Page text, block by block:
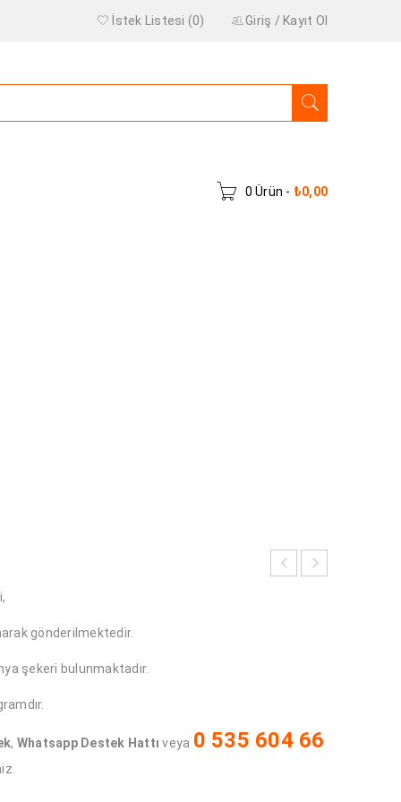
Giriş / Kayıt Ol
İstek Listesi (0)
0 Ürün - ₺0,00
gönderilmektedir.
şekeri bulunmaktadır.
, Whatsapp Destek Hattı veya 0 535 604 66